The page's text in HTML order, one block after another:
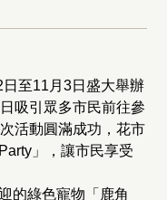
至11月3日盛大舉辦
吸引眾多市民前往參
活動圓滿成功，花市
」，讓市民享受
的綠色寵物「鹿角